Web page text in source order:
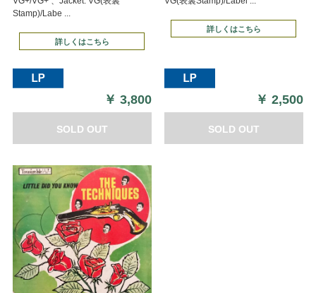
Stamp)/Labe ...
詳しくはこちら
￥3,800
SOLD OUT
詳しくはこちら
￥2,500
SOLD OUT